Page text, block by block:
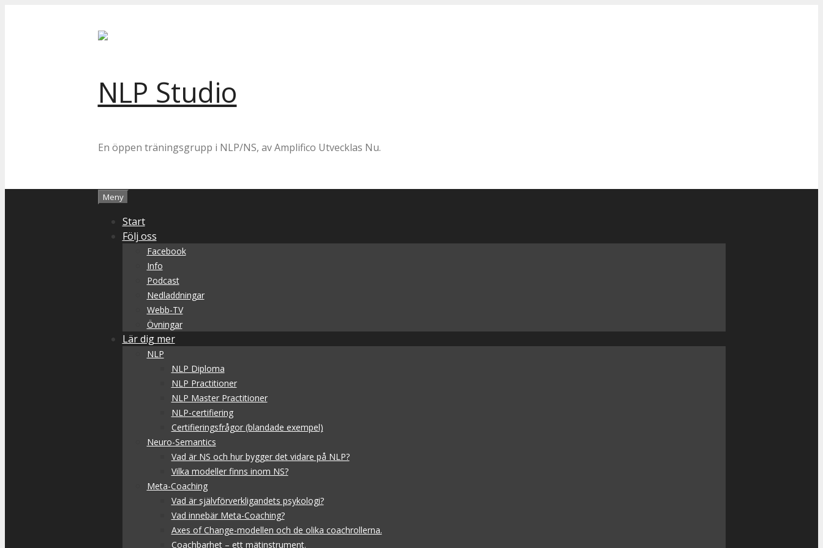
NLP Studio
En öppen träningsgrupp i NLP/NS, av Amplifico Utvecklas Nu.
Meny
Start
Följ oss
Facebook
Info
Podcast
Nedladdningar
Webb-TV
Övningar
Lär dig mer
NLP
NLP Diploma
NLP Practitioner
NLP Master Practitioner
NLP-certifiering
Certifieringsfrågor (blandade exempel)
Neuro-Semantics
Vad är NS och hur bygger det vidare på NLP?
Vilka modeller finns inom NS?
Meta-Coaching
Vad är självförverkligandets psykologi?
Vad innebär Meta-Coaching?
Axes of Change-modellen och de olika coachrollerna.
Coachbarhet – ett mätinstrument.